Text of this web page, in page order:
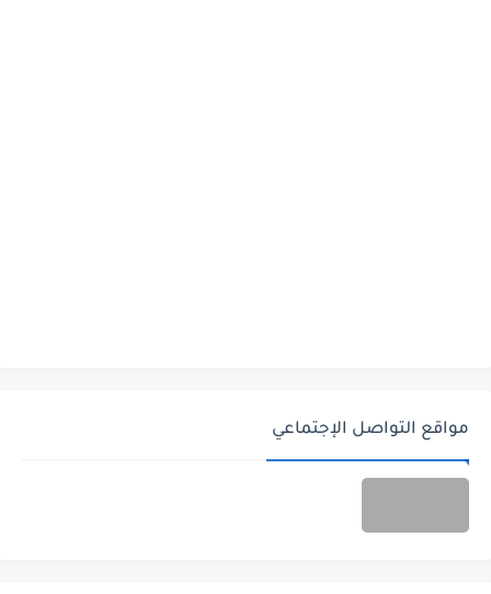
مواقع التواصل الإجتماعي